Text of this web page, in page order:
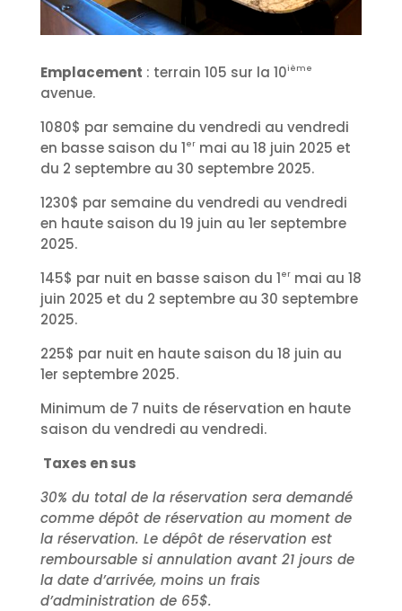
Emplacement : terrain 105 sur la 10ième
avenue.
1080$ par semaine du vendredi au vendredi
en basse saison du 1ermai au 18 juin 2025 et
du 2 septembre au 30 septembre 2025.
1230$ par semaine du vendredi au vendredi
en haute saison du 19 juin au 1er septembre
2025.
145$ par nuit en basse saison du 1ermai au 18
juin 2025 et du 2 septembre au 30 septembre
2025.
225$ par nuit en haute saison du 18 juin au
1er septembre 2025.
Minimum de 7 nuits de réservation en haute
saison du vendredi au vendredi.
Taxes en sus
30% du total de la réservation sera demandé
comme dépôt de réservation au moment de
la réservation. Le dépôt de réservation est
remboursable si annulation avant 21 jours de
la date d’arrivée, moins un frais
d’administration de 65$.